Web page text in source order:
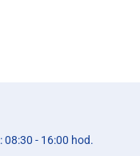
08:30 - 16:00 hod.